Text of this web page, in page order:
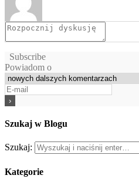
Subscribe
Powiadom o
Szukaj w Blogu
Szukaj:
Kategorie